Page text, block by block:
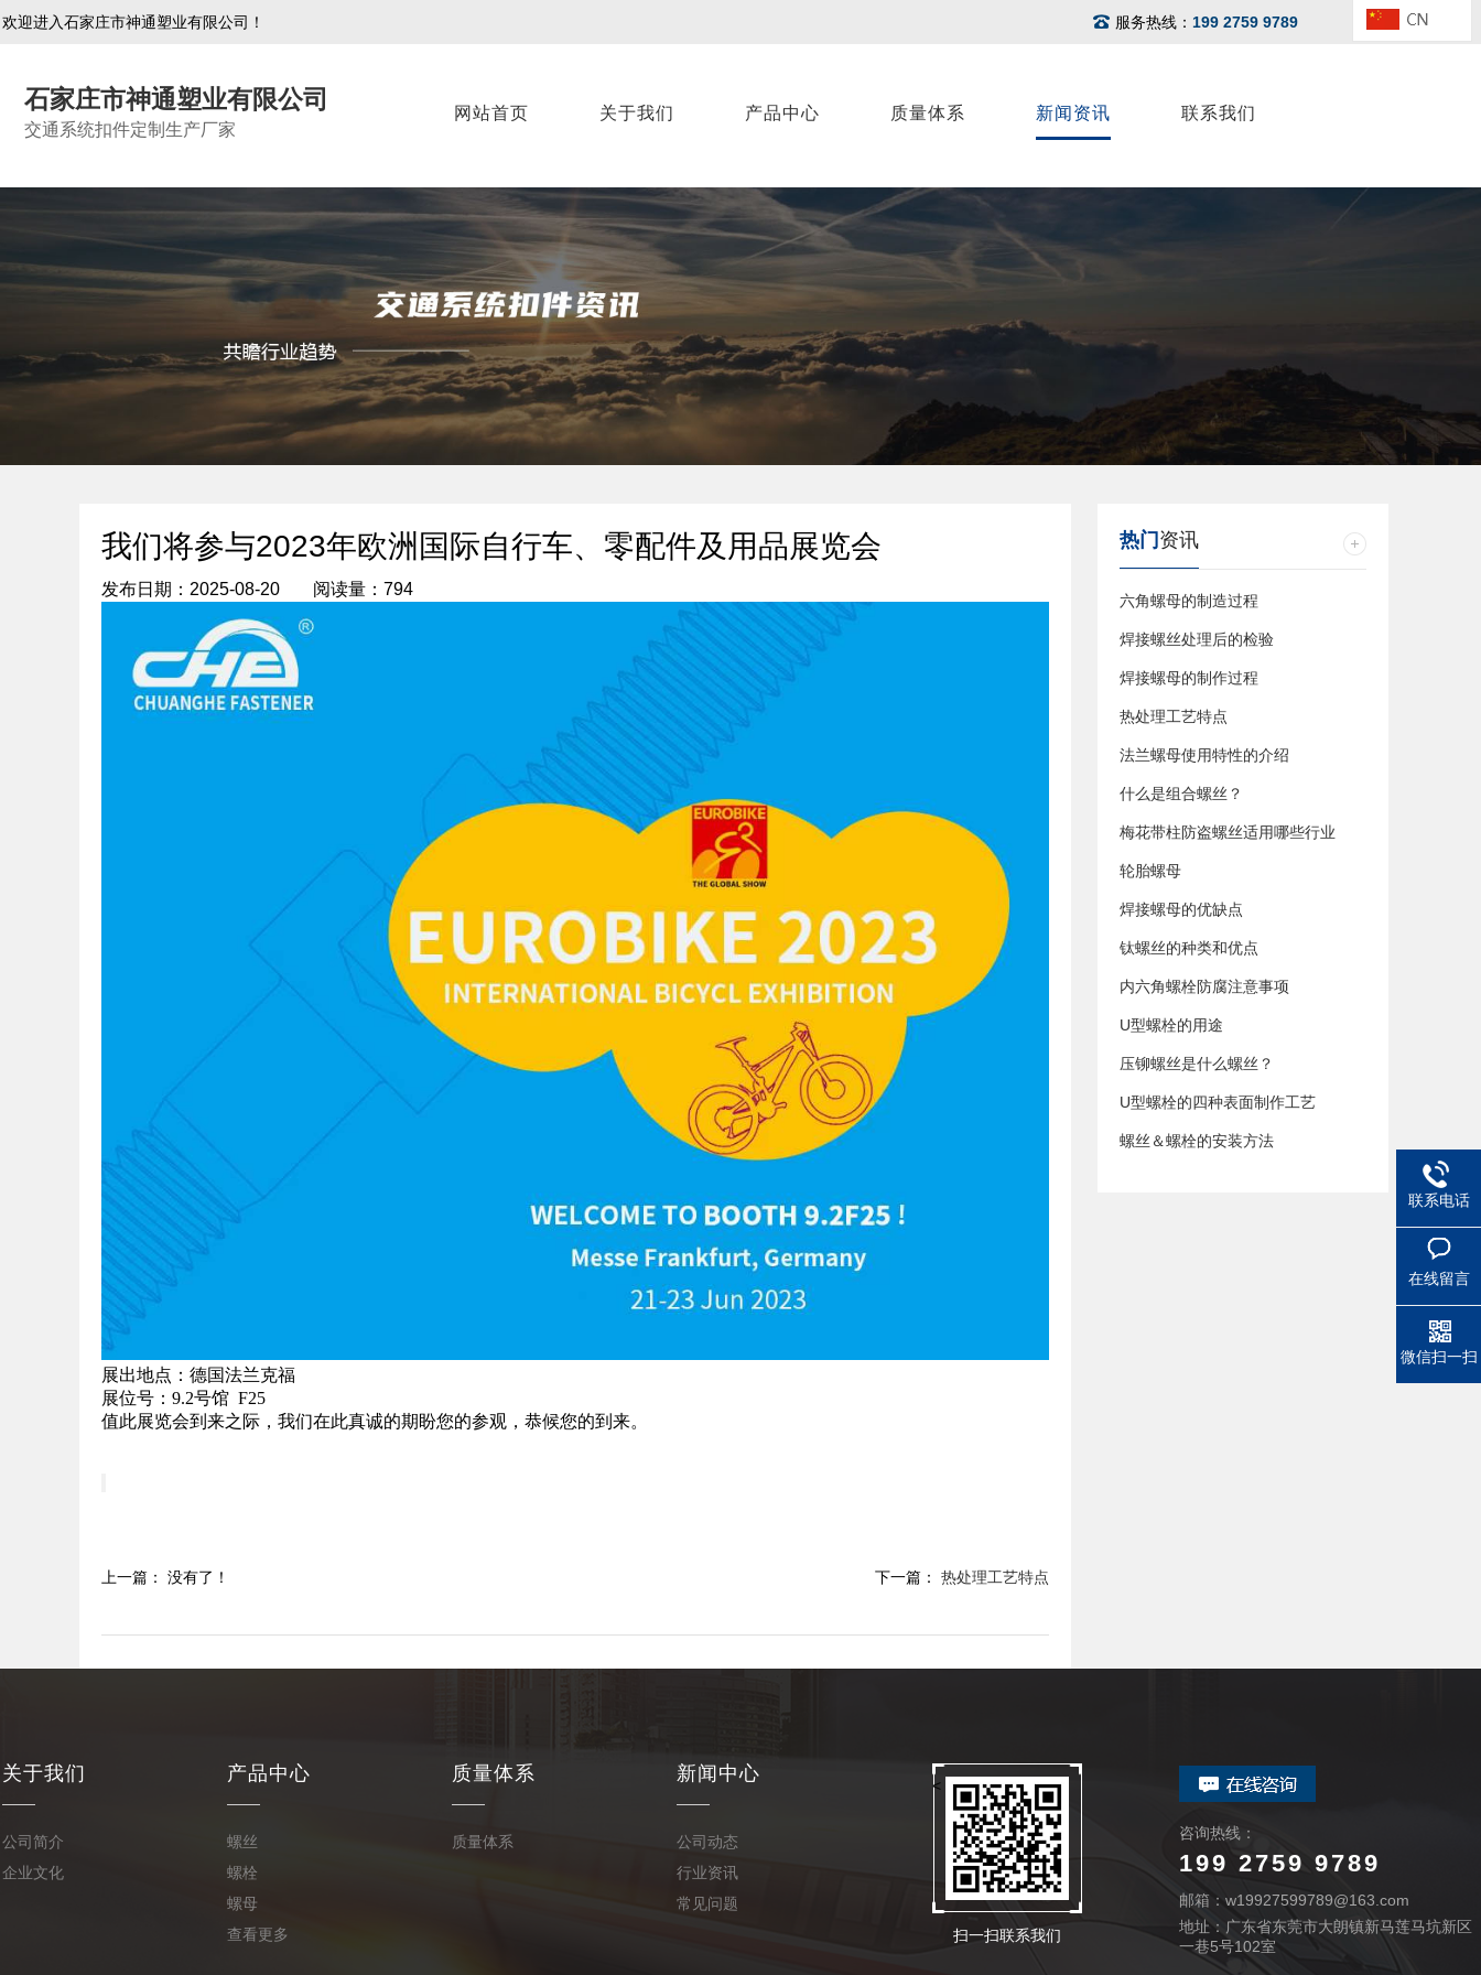
欢迎进入石家庄市神通塑业有限公司！ 服务热线： 199 2759 9789
石家庄市神通塑业有限公司
交通系统扣件定制生产厂家
网站首页 关于我们 产品中心 质量体系 新闻资讯 联系我们
我们将参与2023年欧洲国际自行车、零配件及用品展览会
发布日期：2025-08-20 阅读量：794
展出地点：德国法兰克福
展位号：9.2号馆 F25
值此展览会到来之际，我们在此真诚的期盼您的参观，恭候您的到来。
上一篇： 没有了！ 下一篇： 热处理工艺特点
热门 资讯
六角螺母的制造过程
焊接螺丝处理后的检验
焊接螺母的制作过程
热处理工艺特点
法兰螺母使用特性的介绍
什么是组合螺丝？
梅花带柱防盗螺丝适用哪些行业
轮胎螺母
焊接螺母的优缺点
钛螺丝的种类和优点
内六角螺栓防腐注意事项
U型螺栓的用途
压铆螺丝是什么螺丝？
U型螺栓的四种表面制作工艺
螺丝＆螺栓的安装方法
关于我们
公司简介
企业文化
产品中心
螺丝
螺栓
螺母
查看更多
质量体系
质量体系
新闻中心
公司动态
行业资讯
常见问题
扫一扫联系我们
<
咨询热线：
199 2759 9789
邮箱：w19927599789@163.com
地址：广东省东莞市大朗镇新马莲马坑新区
一巷5号102室
联系电话
在线留言
微信扫一扫